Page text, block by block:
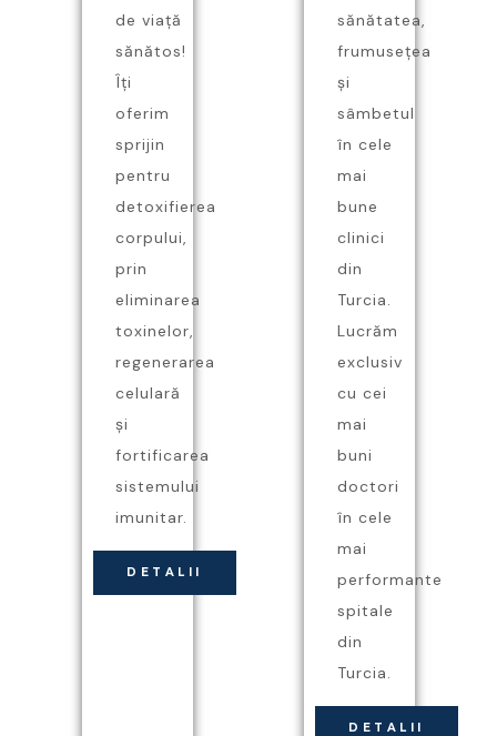
de viață
sănătos!
Îți
oferim
sprijin
pentru
detoxifierea
corpului,
prin
eliminarea
toxinelor,
regenerarea
celulară
și
fortificarea
sistemului
imunitar.
DETALII
sănătatea,
frumusețea
și
sâmbetul
în cele
mai
bune
clinici
din
Turcia.
Lucrăm
exclusiv
cu cei
mai
buni
doctori
în cele
mai
performante
spitale
din
Turcia.
DETALII